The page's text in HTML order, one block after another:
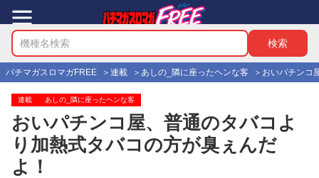
パチマガスロマガFREE 連載 あしの_隣に座ったヘンな客 おいパチンコ
連載 あしの_隣に座ったヘンな客
おいパチンコ屋、普通のタバコよ
り加熱式タバコの方が臭ぇんだ
よ！